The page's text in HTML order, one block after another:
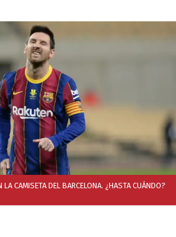
LA CAMISETA DEL BARCELONA. ¿HASTA CUÁNDO?